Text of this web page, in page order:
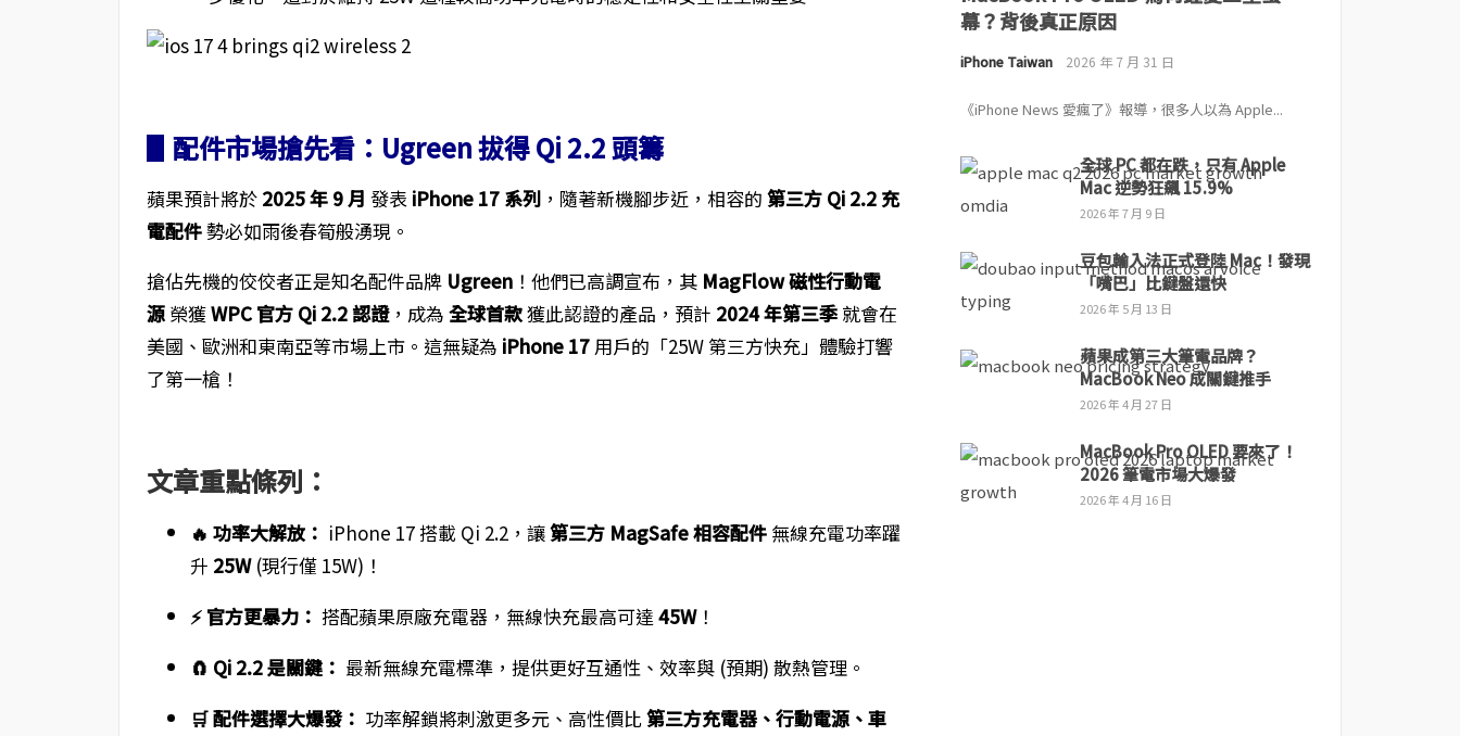
▋配件市場搶先看：Ugreen 拔得 Qi 2.2 頭籌
蘋果預計將於 2025 年 9 月 發表 iPhone 17 系列，隨著新機腳步近，相容的 第三方 Qi 2.2 充
電配件勢必如雨後春筍般湧現。
搶佔先機的佼佼者正是知名配件品牌 Ugreen！他們已高調宣布，其 MagFlow 磁性行動電
源榮獲WPC 官方 Qi 2.2 認證，成為 全球首款獲此認證的產品，預計 2024 年第三季就會在
美國、歐洲和東南亞等市場上市。這無疑為 iPhone 17用戶的「25W 第三方快充」體驗打響
了第一槍！
文章重點條列：
🔥 功率大解放： iPhone 17 搭載 Qi 2.2，讓第三方 MagSafe 相容配件無線充電功率躍
升 25W(現行僅 15W)！
⚡ 官方更暴力： 搭配蘋果原廠充電器，無線快充最高可達 45W！
🧲 Qi 2.2 是關鍵： 最新無線充電標準，提供更好互通性、效率與 (預期) 散熱管理。
🛒 配件選擇大爆發： 功率解鎖將刺激更多元、高性價比第三方充電器、行動電源、車
幕？背後真正原因
iPhone Taiwan 2026 年 7 月 31 日
《iPhone News 愛瘋了》報導，很多人以為 Apple...
全球 PC 都在跌，只有 Apple
Mac 逆勢狂飆 15.9%
2026 年 7 月 9 日
豆包輸入法正式登陸 Mac！發現
「嘴巴」比鍵盤還快
2026 年 5 月 13 日
蘋果成第三大筆電品牌？
MacBook Neo 成關鍵推手
2026 年 4 月 27 日
MacBook Pro OLED 要來了！
2026 筆電市場大爆發
2026 年 4 月 16 日